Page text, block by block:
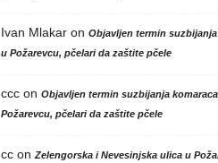
Ivan Mlakaron Objavljen termin suzbijanja
u Požarevcu, pčelari da zaštite pčele
cccon Objavljen termin suzbijanja
Požarevcu, pčelari da zaštite pčele
ccon Zelengorska i Nevesinjska ulica u